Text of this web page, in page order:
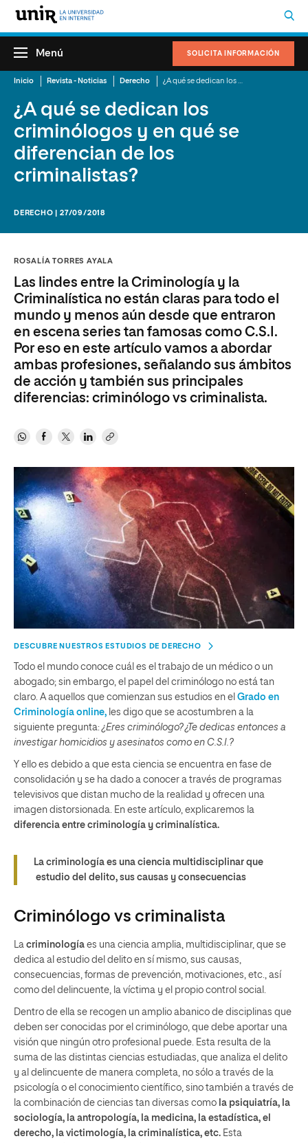
SOLICITA INFORMACIÓN
Menú
Inicio Revista - Noticias Derecho
¿A qué se dedican los
criminólogos y en qué se
diferencian de los
criminalistas?
DERECHO | 27/09/2018
ROSALÍA TORRES AYALA
Las lindes entre la Criminología y la
Criminalística no están claras para todo el
mundo y menos aún desde que entraron
en escena series tan famosas como C.S.I.
Por eso en este artículo vamos a abordar
ambas profesiones, señalando sus ámbitos
de acción y también sus principales
diferencias: criminólogo vs criminalista.
DESCUBRE NUESTROS ESTUDIOS DE DERECHO
Todo el mundo conoce cuál es el trabajo de un médico o un
abogado; sin embargo, el papel del criminólogo no está tan
claro. A aquellos que comienzan sus estudios en el Grado en
Criminología online, les digo que se acostumbren a la
siguiente pregunta:¿Eres criminólogo? ¿Te dedicas entonces a
investigar homicidios y asesinatos como en C.S.I.?
Y ello es debido a que esta ciencia se encuentra en fase de
consolidación y se ha dado a conocer a través de programas
televisivos que distan mucho de la realidad y ofrecen una
imagen distorsionada. En este artículo, explicaremos la
diferencia entre criminología y criminalística.
La criminología es una ciencia multidisciplinar que
estudio del delito, sus causas y consecuencias
Criminólogo vs criminalista
La criminología es una ciencia amplia, multidisciplinar, que se
dedica al estudio del delito en sí mismo, sus causas,
consecuencias, formas de prevención, motivaciones, etc., así
como del delincuente, la víctima y el propio control social.
Dentro de ella se recogen un amplio abanico de disciplinas que
deben ser conocidas por el criminólogo, que debe aportar una
visión que ningún otro profesional puede. Esta resulta de la
suma de las distintas ciencias estudiadas, que analiza el delito
y al delincuente de manera completa, no sólo a través de la
psicología o el conocimiento científico, sino también a través de
la combinación de ciencias tan diversas como la psiquiatría, la
sociología, la antropología, la medicina, la estadística, el
derecho, la victimología, la criminalística, etc. Esta